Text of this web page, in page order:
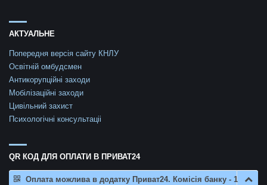
АКТУАЛЬНЕ
Попередня версія сайту КНЛУ
Освітній омбудсмен
Антикорупційні заходи
Мобілізаційні заходи
Цивільний захист
Психологічні консультаціі
QR КОД ДЛЯ ОПЛАТИ В ПРИВАТ24
Оплата можлива в додатку Приват24. Комісія банку - 1